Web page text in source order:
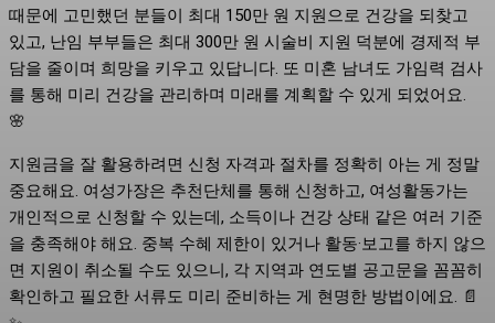
때문에 고민했던 분들이 최대 150만 원 지원으로 건강을 되찾고
있고, 난임 부부들은 최대 300만 원 시술비 지원 덕분에 경제적 부
담을 줄이며 희망을 키우고 있답니다. 또 미혼 남녀도 가임력 검사
를 통해 미리 건강을 관리하며 미래를 계획할 수 있게 되었어요.
🌸
지원금을 잘 활용하려면 신청 자격과 절차를 정확히 아는 게 정말
중요해요. 여성가장은 추천단체를 통해 신청하고, 여성활동가는
개인적으로 신청할 수 있는데, 소득이나 건강 상태 같은 여러 기준
을 충족해야 해요. 중복 수혜 제한이 있거나 활동·보고를 하지 않으
면 지원이 취소될 수도 있으니, 각 지역과 연도별 공고문을 꼼꼼히
확인하고 필요한 서류도 미리 준비하는 게 현명한 방법이에요. 📄